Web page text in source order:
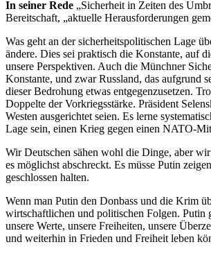
In seiner Rede „Sicherheit in Zeiten des
Bereitschaft, „aktuelle Herausforderungen
Was geht an der sicherheitspolitischen Lage
ändere. Dies sei praktisch die Konstante, auf
unsere Perspektiven. Auch die Münchner
Konstante, und zwar Russland, das aufgrund
dieser Bedrohung etwas entgegenzusetzen.
Doppelte der Vorkriegsstärke. Präsident
Westen ausgerichtet seien. Es lerne
Lage sein, einen Krieg gegen einen NATO-
Wir Deutschen sähen wohl die Dinge, aber
es möglichst abschreckt. Es müsse Putin
geschlossen halten.
Wenn man Putin den Donbass und die Krim
wirtschaftlichen und politischen Folgen. Putin
unsere Werte, unsere Freiheiten, unsere
und weiterhin in Frieden und Freiheit leben